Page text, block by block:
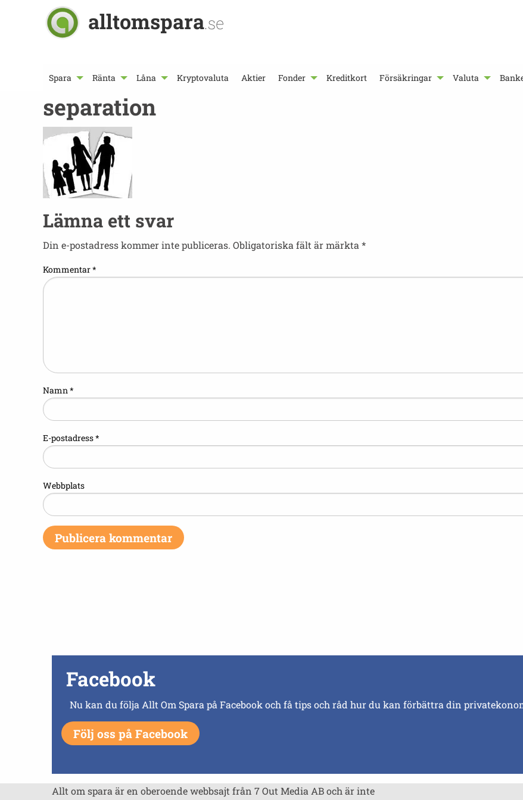
alltomspara.se
Spara Ränta Låna Kryptovaluta Aktier Fonder Kreditkort Försäkringar Valuta
separation
Lämna ett svar
Din e-postadress kommer inte publiceras. Obligatoriska fält är märkta *
Kommentar*
Namn*
E-postadress*
Webbplats
Facebook
Nu kan du följa Allt Om Spara på Facebook och få tips och råd hur du kan förbättra din
Följ oss på Facebook
Allt om spara är en oberoende webbsajt från 7 Out Media AB och är inte